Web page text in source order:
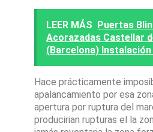
LEER MÁS Puertas
Acorazadas Castellar
(Barcelona)
Hace prácticamente
apalancamiento por esa
apertura por ruptura del
producirian rupturas el la